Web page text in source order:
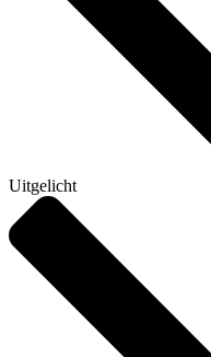
Uitgelicht